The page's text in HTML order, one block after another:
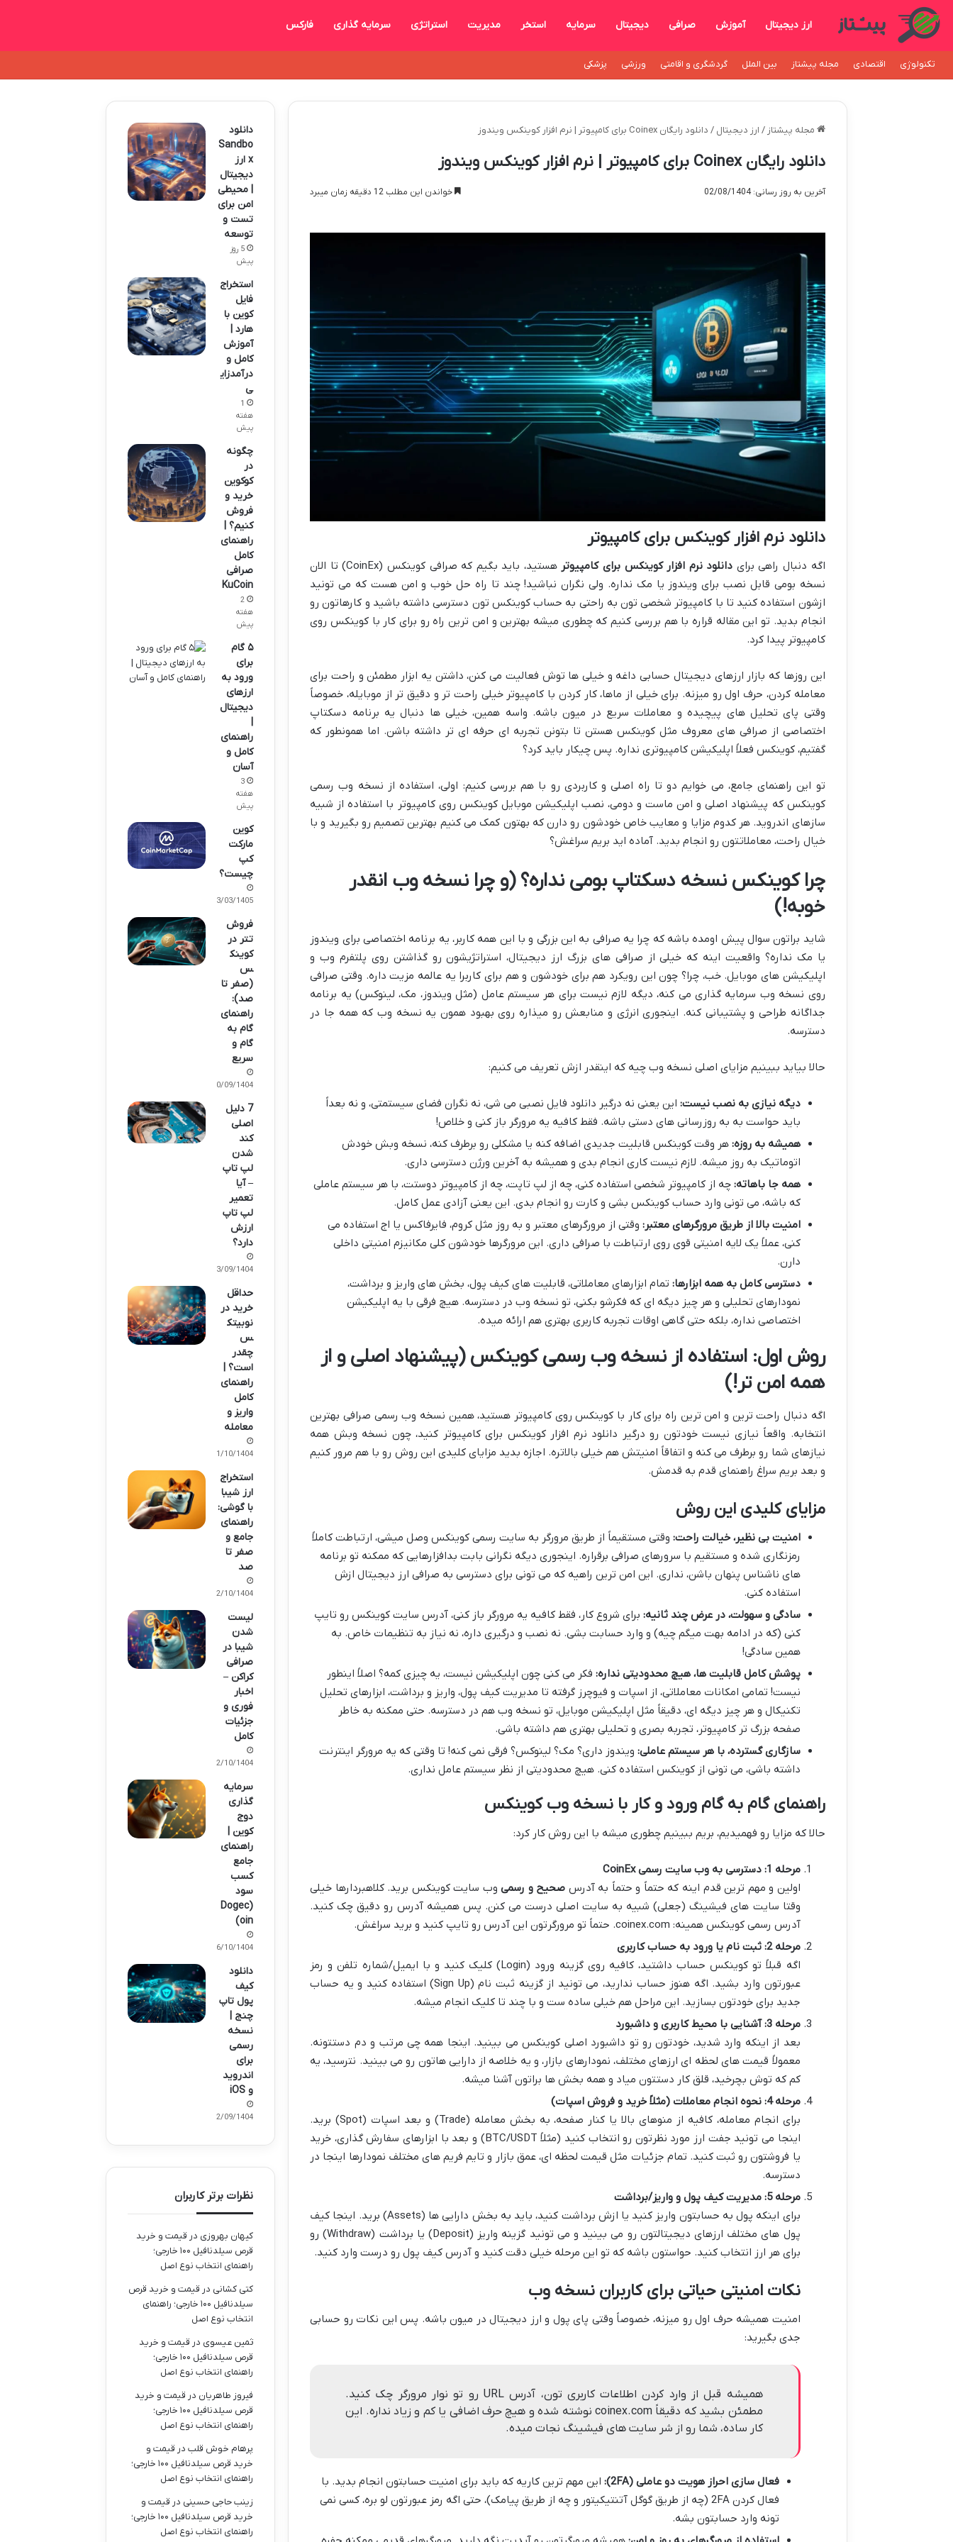
ارز دیجیتال آموزش صرافی دیجیتال سرمایه استخر مدیریت استراتژی سرمایه گذاری فارکس
تکنولوژی اقتصادی مجله پیشتاز بین الملل گردشگری و اقامتی ورزشی پزشکی
مجله پیشتاز / ارز دیجیتال / دانلود رایگان Coinex برای کامپیوتر | نرم افزار کوینکس ویندوز
دانلود رایگان Coinex برای کامپیوتر | نرم افزار کوینکس ویندوز
آخرین به روز رسانی: 02/08/1404 خواندن این مطلب 12 دقیقه زمان میبرد
دانلود نرم افزار کوینکس برای کامپیوتر
اگه دنبال راهی برای دانلود نرم افزار کوینکس برای کامپیوتر
هستید، باید بگیم که صرافی کوینکس (CoinEx) تا الان
نسخه بومی قابل نصب برای ویندوز یا مک نداره. ولی نگران نباشید! چند تا راه حل خوب و امن هست که می تونید
ازشون استفاده کنید تا با کامپیوتر شخصی تون به راحتی به حساب کوینکس تون دسترسی داشته باشید و کارهاتون رو
انجام بدید. تو این مقاله قراره با هم بررسی کنیم که چطوری میشه بهترین و امن ترین راه رو برای کار با کوینکس روی
کامپیوتر پیدا کرد.
این روزها که بازار ارزهای دیجیتال حسابی داغه و خیلی ها توش فعالیت می کنن، داشتن یه ابزار مطمئن و راحت برای
معامله کردن، حرف اول رو میزنه. برای خیلی از ماها، کار کردن با کامپیوتر خیلی راحت تر و دقیق تر از موبایله، خصوصاً
وقتی پای تحلیل های پیچیده و معاملات سریع در میون باشه. واسه همین، خیلی ها دنبال یه برنامه دسکتاپ
اختصاصی از صرافی های معروف مثل کوینکس هستن تا بتونن تجربه ای حرفه ای تر داشته باشن. اما همونطور که
گفتیم، کوینکس فعلاً اپلیکیشن کامپیوتری نداره. پس چیکار باید کرد؟
تو این راهنمای جامع، می خوایم دو تا راه اصلی و کاربردی رو با هم بررسی کنیم: اولی، استفاده از نسخه وب رسمی
کوینکس که پیشنهاد اصلی و امن ماست و دومی، نصب اپلیکیشن موبایل کوینکس روی کامپیوتر با استفاده از شبیه
سازهای اندروید. هر کدوم مزایا و معایب خاص خودشون رو دارن که بهتون کمک می کنیم بهترین تصمیم رو بگیرید و با
خیال راحت، معاملاتتون رو انجام بدید. آماده اید بریم سراغش؟
چرا کوینکس نسخه دسکتاپ بومی نداره؟ (و چرا نسخه وب انقدر
خوبه!)
شاید براتون سوال پیش اومده باشه که چرا یه صرافی به این بزرگی و با این همه کاربر، یه برنامه اختصاصی برای ویندوز
یا مک نداره؟ واقعیت اینه که خیلی از صرافی های بزرگ ارز دیجیتال، استراتژیشون رو گذاشتن روی پلتفرم وب و
اپلیکیشن های موبایل. خب، چرا؟ چون این رویکرد هم برای خودشون و هم برای کاربرا یه عالمه مزیت داره. وقتی صرافی
روی نسخه وب سرمایه گذاری می کنه، دیگه لازم نیست برای هر سیستم عامل (مثل ویندوز، مک، لینوکس) یه برنامه
جداگانه طراحی و پشتیبانی کنه. اینجوری انرژی و منابعش رو میذاره روی بهبود همون یه نسخه وب که همه جا در
دسترسه.
حالا بیاید ببینیم مزایای اصلی نسخه وب چیه که اینقدر ازش تعریف می کنیم:
دیگه نیازی به نصب نیست: این یعنی نه درگیر دانلود فایل نصبی می شی، نه نگران فضای سیستمتی، و نه بعداً
باید حواست به به روزرسانی های دستی باشه. فقط کافیه یه مرورگر باز کنی و خلاص!
همیشه به روزه: هر وقت کوینکس قابلیت جدیدی اضافه کنه یا مشکلی رو برطرف کنه، نسخه وبش خودش
اتوماتیک به روز میشه. لازم نیست کاری انجام بدی و همیشه به آخرین ورژن دسترسی داری.
همه جا باهاته: چه از کامپیوتر شخصی استفاده کنی، چه از لپ تاپت، چه از کامپیوتر دوستت، با هر سیستم عاملی
که باشه، می تونی وارد حساب کوینکس بشی و کارت رو انجام بدی. این یعنی آزادی عمل کامل.
امنیت بالا از طریق مرورگرهای معتبر: وقتی از مرورگرهای معتبر و به روز مثل کروم، فایرفاکس یا اج استفاده می
کنی، عملاً یک لایه امنیتی قوی روی ارتباطت با صرافی داری. این مرورگرها خودشون کلی مکانیزم امنیتی داخلی
دارن.
دسترسی کامل به همه ابزارها: تمام ابزارهای معاملاتی، قابلیت های کیف پول، بخش های واریز و برداشت،
نمودارهای تحلیلی و هر چیز دیگه ای که فکرشو بکنی، تو نسخه وب در دسترسه. هیچ فرقی با یه اپلیکیشن
اختصاصی نداره، بلکه حتی گاهی اوقات تجربه کاربری بهتری هم ارائه میده.
روش اول: استفاده از نسخه وب رسمی کوینکس (پیشنهاد اصلی و از
همه امن تر!)
اگه دنبال راحت ترین و امن ترین راه برای کار با کوینکس روی کامپیوتر هستید، همین نسخه وب رسمی صرافی بهترین
انتخابه. واقعاً نیازی نیست خودتون رو درگیر دانلود نرم افزار کوینکس برای کامپیوتر کنید، چون نسخه وبش همه
نیازهای شما رو برطرف می کنه و اتفاقاً امنیتش هم خیلی بالاتره. اجازه بدید مزایای کلیدی این روش رو با هم مرور کنیم
و بعد بریم سراغ راهنمای قدم به قدمش.
مزایای کلیدی این روش
امنیت بی نظیر، خیالت راحت: وقتی مستقیماً از طریق مرورگر به سایت رسمی کوینکس وصل میشی، ارتباطت کاملاً
رمزنگاری شده و مستقیم با سرورهای صرافی برقراره. اینجوری دیگه نگرانی بابت بدافزارهایی که ممکنه تو برنامه
های ناشناس پنهان باشن، نداری. این امن ترین راهیه که می تونی برای دسترسی به صرافی ارز دیجیتال ازش
استفاده کنی.
سادگی و سهولت، در عرض چند ثانیه: برای شروع کار، فقط کافیه یه مرورگر باز کنی، آدرس سایت کوینکس رو تایپ
کنی (که در ادامه بهت میگم چیه) و وارد حسابت بشی. نه نصب و درگیری داره، نه نیاز به تنظیمات خاص. به
همین سادگی!
پوشش کامل قابلیت ها، هیچ محدودیتی نداره: فکر می کنی چون اپلیکیشن نیست، یه چیزی کمه؟ اصلاً اینطور
نیست! تمامی امکانات معاملاتی، از اسپات و فیوچرز گرفته تا مدیریت کیف پول، واریز و برداشت، ابزارهای تحلیل
تکنیکال و هر چیز دیگه ای، دقیقاً مثل اپلیکیشن موبایل، تو نسخه وب هم در دسترسه. حتی ممکنه به خاطر
صفحه بزرگ تر کامپیوتر، تجربه بصری و تحلیلی بهتری هم داشته باشی.
سازگاری گسترده، با هر سیستم عاملی: ویندوز داری؟ مک؟ لینوکس؟ فرقی نمی کنه! تا وقتی که یه مرورگر اینترنت
داشته باشی، می تونی از کوینکس استفاده کنی. هیچ محدودیتی از نظر سیستم عامل نداری.
راهنمای گام به گام ورود و کار با نسخه وب کوینکس
حالا که مزایا رو فهمیدیم، بریم ببینیم چطوری میشه با این روش کار کرد:
مرحله 1: دسترسی به وب سایت رسمی CoinEx
اولین و مهم ترین قدم اینه که حتماً و حتماً به آدرس صحیح و رسمیوب سایت کوینکس برید. کلاهبردارها خیلی
وقتا سایت های فیشینگ (جعلی) شبیه به سایت اصلی درست می کنن. پس همیشه آدرس رو دقیق چک کنید.
آدرس رسمی کوینکس همینه: coinex.com. حتماً تو مرورگرتون این آدرس رو تایپ کنید و برید سراغش.
مرحله 2: ثبت نام یا ورود به حساب کاربری
اگه قبلاً تو کوینکس حساب داشتید، کافیه روی گزینه ورود (Login) کلیک کنید و با ایمیل/شماره تلفن و رمز
عبورتون وارد بشید. اگه هنوز حساب ندارید، می تونید از گزینه ثبت نام (Sign Up) استفاده کنید و یه حساب
جدید برای خودتون بسازید. این مراحل هم خیلی ساده ست و با چند تا کلیک انجام میشه.
مرحله 3: آشنایی با محیط کاربری و داشبورد
بعد از اینکه وارد شدید، خودتون رو تو داشبورد اصلی کوینکس می بینید. اینجا همه چی مرتب و دم دستتونه.
معمولاً قیمت های لحظه ای ارزهای مختلف، نمودارهای بازار، و یه خلاصه از دارایی هاتون رو می بینید. نترسید، یه
کم که توش بچرخید، قلق کار دستتون میاد و همه بخش ها براتون آشنا میشه.
مرحله 4: نحوه انجام معاملات (مثلاً خرید و فروش اسپات)
برای انجام معامله، کافیه از منوهای بالا یا کنار صفحه، به بخش معامله (Trade) و بعد اسپات (Spot) برید.
اینجا می تونید جفت ارز مورد نظرتون رو انتخاب کنید (مثلاً BTC/USDT) و بعد با ابزارهای سفارش گذاری، خرید
یا فروشتون رو ثبت کنید. تمام جزئیات مثل قیمت لحظه ای، عمق بازار و تایم فریم های مختلف نمودارها اینجا در
دسترسه.
مرحله 5: مدیریت کیف پول و واریز/برداشت
برای اینکه پول به حسابتون واریز کنید یا ازش برداشت کنید، باید به بخش دارایی ها (Assets) برید. اینجا کیف
پول های مختلف ارزهای دیجیتالتون رو می بینید و می تونید گزینه واریز (Deposit) یا برداشت (Withdraw) رو
برای هر ارز انتخاب کنید. حواستون باشه که تو این مرحله خیلی دقت کنید و آدرس کیف پول رو درست وارد کنید.
نکات امنیتی حیاتی برای کاربران نسخه وب
امنیت همیشه حرف اول رو میزنه، خصوصاً وقتی پای پول و ارز دیجیتال در میون باشه. پس این نکات رو حسابی
جدی بگیرید:
همیشه قبل از وارد کردن اطلاعات کاربری تون، آدرس URL رو تو نوار مرورگر چک کنید.
مطمئن بشید که دقیقاً coinex.com نوشته شده و هیچ حرف اضافی یا کم و زیاد نداره. این
کار ساده، شما رو از شر سایت های فیشینگ نجات میده.
فعال سازی احراز هویت دو عاملی (2FA):
این مهم ترین کاریه که باید برای امنیت حسابتون انجام بدید. با
فعال کردن 2FA (چه از طریق گوگل آتنتیکیتور و چه از طریق پیامک)، حتی اگه رمز عبورتون لو بره، کسی نمی
تونه وارد حسابتون بشه.
دانلود
Sandbo
x ارز
دیجیتال
| محیطی
امن برای
تست و
توسعه
5 روز
پیش
استخراج
فایل
کوین با
هارد |
آموزش
کامل و
درآمدزای
ی
1
هفته
پیش
چگونه
در
کوکوین
خرید و
فروش
کنیم؟ |
راهنمای
کامل
صرافی
KuCoin
2
هفته
پیش
۵ گام
برای
ورود به
ارزهای
دیجیتال
|
راهنمای
کامل و
آسان
3
هفته
پیش
کوین
مارکت
کپ
چیست؟
23/03/1405
فروش
تتر در
کوینک
س
(صفر تا
صد):
راهنمای
گام به
گام و
سریع
30/09/1404
7 دلیل
اصلی
کند
شدن
لپ تاپ
– آیا
تعمیر
لپ تاپ
ارزش
دارد؟
23/09/1404
حداقل
خرید در
نوبیتک
س
چقدر
است؟ |
راهنمای
کامل
واریز و
معامله
11/10/1404
استخراج
ارز شیبا
با گوشی:
راهنمای
جامع و
صفر تا
صد
12/10/1404
لیست
شدن
شیبا در
صرافی
کراکن –
اخبار
فوری و
جزئیات
کامل
12/10/1404
سرمایه
گذاری
دوج
کوین |
راهنمای
جامع
کسب
سود
(Dogec
oin)
16/10/1404
دانلود
کیف
پول تاپ
چنج |
نسخه
رسمی
برای
اندروید
و iOS
02/09/1404
نظرات برتر کاربران
کیهان بهروزی در قیمت و خرید
قرص سیلدنافیل ۱۰۰ خارجی؛
راهنمای انتخاب نوع اصل
کتی کشانی در قیمت و خرید قرص
سیلدنافیل ۱۰۰ خارجی؛ راهنمای
انتخاب نوع اصل
ثمین عیسوی در قیمت و خرید
قرص سیلدنافیل ۱۰۰ خارجی؛
راهنمای انتخاب نوع اصل
فیروز طاهریان در قیمت و خرید
قرص سیلدنافیل ۱۰۰ خارجی؛
راهنمای انتخاب نوع اصل
پرهام خوش قلبدر قیمت و
خرید قرص سیلدنافیل ۱۰۰ خارجی؛
راهنمای انتخاب نوع اصل
زینب حاجی حسینی در قیمت و
خرید قرص سیلدنافیل ۱۰۰ خارجی؛
راهنمای انتخاب نوع اصل